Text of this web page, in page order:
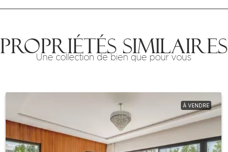
Propriétés similaires
Une collection de bien que pour vous
À VENDRE